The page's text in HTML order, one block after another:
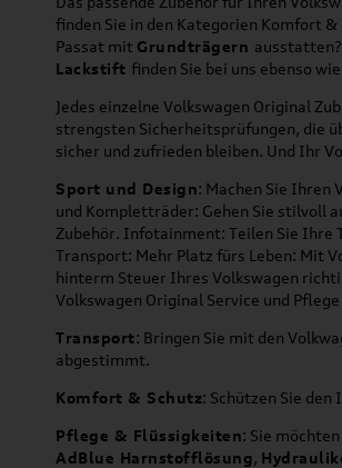
finden Sie in den Kategorien Komfort
Passat mit Grundträgern
Lackstift finden Sie bei uns ebenso
Jedes einzelne Volkswagen Original
strengsten Sicherheitsprüfungen, die
sicher und zufrieden bleiben. Und Ihr
Sport und Design: Machen Sie Ihren
und Kompletträder: Gehen Sie stilvoll
Zubehör. Infotainment: Teilen Sie
Transport: Mehr Platz fürs Leben: Mit
hinterm Steuer Ihres Volkswagen
Volkswagen Original Service und
Transport: Bringen Sie mit den
abgestimmt.
Komfort & Schutz: Schützen Sie
Pflege & Flüssigkeiten: Sie
AdBlue Harnstofflösung,